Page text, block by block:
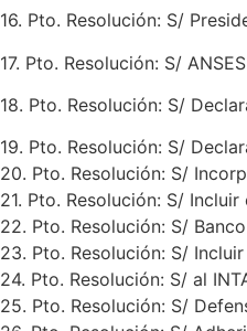
16. Pto. Resolución: S/
17. Pto. Resolución: S/
18. Pto. Resolución: S/
19. Pto. Resolución: S/
20. Pto. Resolución: S/
21. Pto. Resolución: S/
22. Pto. Resolución: S/
23. Pto. Resolución: S/
24. Pto. Resolución: S/ al
25. Pto. Resolución: S/